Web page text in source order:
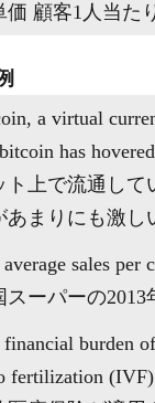
価 顧客1人当た
a virtual
has
ト上で流通して
あまりにも激し
sales per
スーパーの2013
financial burden
fertilization (IVF)